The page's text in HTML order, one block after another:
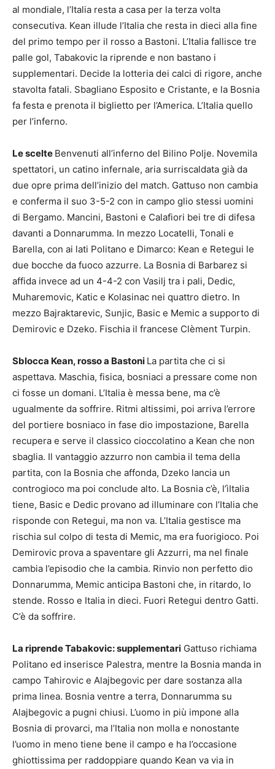
al mondiale, l’Italia resta a casa per la terza volta
consecutiva. Kean illude l’Italia che resta in dieci alla fine
del primo tempo per il rosso a Bastoni. L’Italia fallisce tre
palle gol, Tabakovic la riprende e non bastano i
supplementari. Decide la lotteria dei calci di rigore, anche
stavolta fatali. Sbagliano Esposito e Cristante, e la Bosnia
fa festa e prenota il biglietto per l’America. L’Italia quello
per l’inferno.
Le scelte Benvenuti all’inferno del Bilino Polje. Novemila
spettatori, un catino infernale, aria surriscaldata già da
due opre prima dell’inizio del match. Gattuso non cambia
e conferma il suo 3-5-2 con in campo glio stessi uomini
di Bergamo. Mancini, Bastoni e Calafiori bei tre di difesa
davanti a Donnarumma. In mezzo Locatelli, Tonali e
Barella, con ai lati Politano e Dimarco: Kean e Retegui le
due bocche da fuoco azzurre. La Bosnia di Barbarez si
affida invece ad un 4-4-2 con Vasilj tra i pali, Dedic,
Muharemovic, Katic e Kolasinac nei quattro dietro. In
mezzo Bajraktarevic, Sunjic, Basic e Memic a supporto di
Demirovic e Dzeko. Fischia il francese Clèment Turpin.
Sblocca Kean, rosso a Bastoni La partita che ci si
aspettava. Maschia, fisica, bosniaci a pressare come non
ci fosse un domani. L’Italia è messa bene, ma c’è
ugualmente da soffrire. Ritmi altissimi, poi arriva l’errore
del portiere bosniaco in fase dio impostazione, Barella
recupera e serve il classico cioccolatino a Kean che non
sbaglia. Il vantaggio azzurro non cambia il tema della
partita, con la Bosnia che affonda, Dzeko lancia un
controgioco ma poi conclude alto. La Bosnia c’è, l’ìItalia
tiene, Basic e Dedic provano ad illuminare con l’Italia che
risponde con Retegui, ma non va. L’Italia gestisce ma
rischia sul colpo di testa di Memic, ma era fuorigioco. Poi
Demirovic prova a spaventare gli Azzurri, ma nel finale
cambia l’episodio che la cambia. Rinvio non perfetto dio
Donnarumma, Memic anticipa Bastoni che, in ritardo, lo
stende. Rosso e Italia in dieci. Fuori Retegui dentro Gatti.
C’è da soffrire.
La riprende Tabakovic: supplementari Gattuso richiama
Politano ed inserisce Palestra, mentre la Bosnia manda in
campo Tahirovic e Alajbegovic per dare sostanza alla
prima linea. Bosnia ventre a terra, Donnarumma su
Alajbegovic a pugni chiusi. L’uomo in più impone alla
Bosnia di provarci, ma l’Italia non molla e nonostante
l’uomo in meno tiene bene il campo e ha l’occasione
ghiottissima per raddoppiare quando Kean va via in